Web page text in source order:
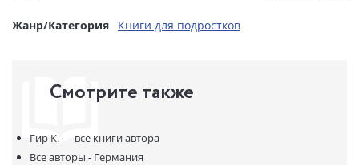
Артикул:
УТ000002425
* НЕЗАКОННОЕ ПОТРЕБЛЕНИЕ НАРКОТИЧЕСКИХ СРЕДСТВ,
Жанр/Категория Книги для подростков
Смотрите также
Гир К. — все книги автора
Все авторы - Германия